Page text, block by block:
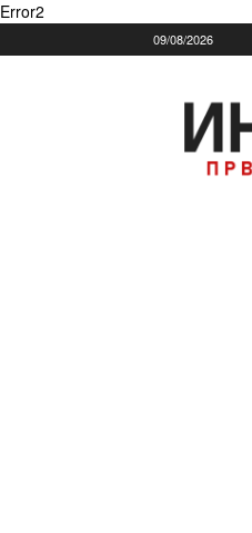
Error2
09/08/2026